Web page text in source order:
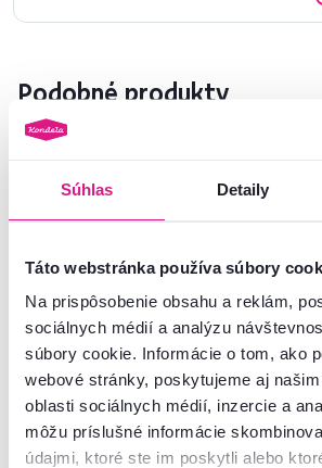
Súhlas Detaily
Táto webstránka používa súbory
Na prispôsobenie obsahu a reklám,
sociálnych médií a analýzu
súbory cookie. Informácie o tom, ako
webové stránky, poskytujeme aj
oblasti sociálnych médií, inzercie a
môžu príslušné informácie
údajmi, ktoré ste im poskytli alebo
Podobné produkty
Výpredaj
Skriňa s posúvacími dverami,
dub wotan/biela, GABRIELA
NEW
4,6
Nočný
artisan ,